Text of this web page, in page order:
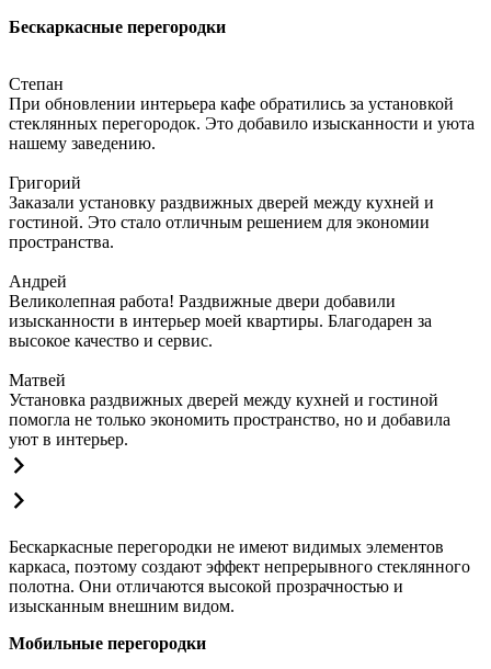
Бескаркасные перегородки
Степан
При обновлении интерьера кафе обратились за установкой
стеклянных перегородок. Это добавило изысканности и уюта
нашему заведению.
Григорий
Заказали установку раздвижных дверей между кухней и
гостиной. Это стало отличным решением для экономии
пространства.
Андрей
Великолепная работа! Раздвижные двери добавили
изысканности в интерьер моей квартиры. Благодарен за
высокое качество и сервис.
Матвей
Установка раздвижных дверей между кухней и гостиной
помогла не только экономить пространство, но и добавила
уют в интерьер.
Бескаркасные перегородки не имеют видимых элементов
каркаса, поэтому создают эффект непрерывного стеклянного
полотна. Они отличаются высокой прозрачностью и
изысканным внешним видом.
Мобильные перегородки